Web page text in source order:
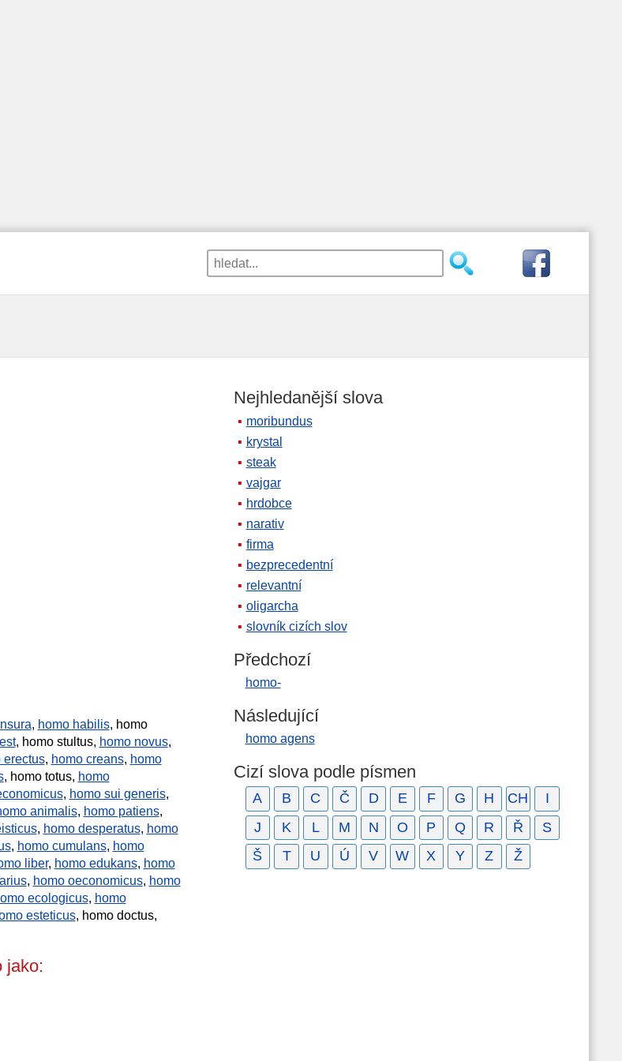
, homo habilis, homo
, homo stultus, homo novus,
erectus, homo creans, homo
, homo totus, homo
, homo sui generis,
animalis, homo patiens,
, homo desperatus, homo
, homo cumulans, homo
liber, homo edukans, homo
, homo oeconomicus, homo
ecologicus, homo
esteticus, homo doctus,
jako:
Nejhledanější slova
moribundus
krystal
steak
vajgar
hrdobce
narativ
firma
bezprecedentní
relevantní
oligarcha
slovník cizích slov
Předchozí
homo-
Následující
homo agens
Cizí slova podle písmen
A B C Č D E F G H CH
I
J
K L M N O P Q R Ř
S
Š
T U Ú V W X Y Z Ž